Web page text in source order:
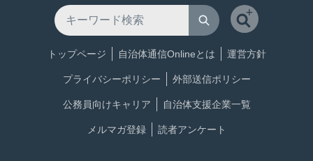
トップページ 自治体通信Onlineとは 運営方針
プライバシーポリシー 外部送信ポリシー
公務員向けキャリア 自治体支援企業一覧
メルマガ登録 読者アンケート